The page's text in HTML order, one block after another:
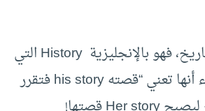
بل أعيد تسمية التاريخ، فهو بالإنجليزية History التي
وجد بعض الأذكياء أنها تعني “قصته his story فتقرر